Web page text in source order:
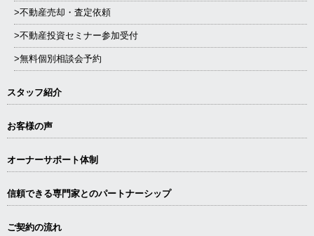
>不動産売却・査定依頼
>不動産投資セミナー参加受付
>無料個別相談会予約
スタッフ紹介
お客様の声
オーナーサポート体制
信頼できる専⾨家とのパートナーシップ
ご契約の流れ